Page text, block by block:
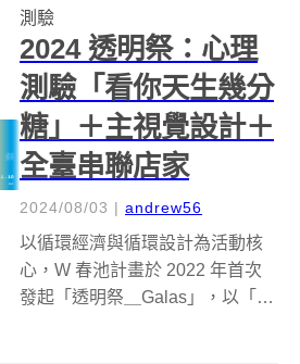
話、小說題材的遊戲，先前曾經
介紹過台灣設計團隊...
測驗
2024 透明祭：心理
測驗「看你天生幾分
糖」＋主視覺設計＋
全臺串聯店家
2024/08/03 | andrew56
以循環經濟與循環設計為活動核
心，W 春池計畫於 2022 年首次
發起「透明祭＿Galas」，以「透